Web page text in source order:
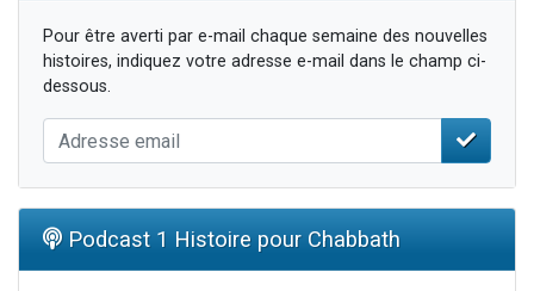
Pour être averti par e-mail chaque semaine des nouvelles
histoires, indiquez votre adresse e-mail dans le champ ci-
dessous.
Podcast 1 Histoire pour Chabbath